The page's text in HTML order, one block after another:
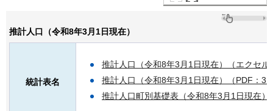
推計人口（令和8年3月1日現在）
統計表名
推計人口（令和8年3月1日現在）（エクセル
推計人口（令和8年3月1日現在）（PDF：
推計人口町別基礎表（令和8年3月1日現在）